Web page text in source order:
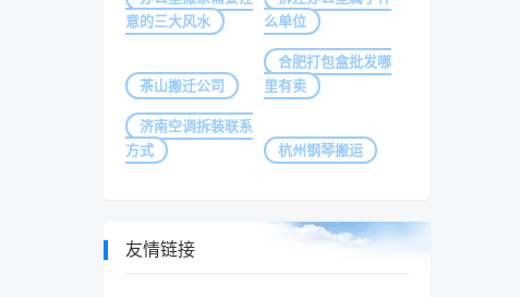
意的三大风水
么单位
茶山搬迁公司
合肥打包盒批发哪
里有卖
济南空调拆装联系
方式
杭州钢琴搬运
友情链接